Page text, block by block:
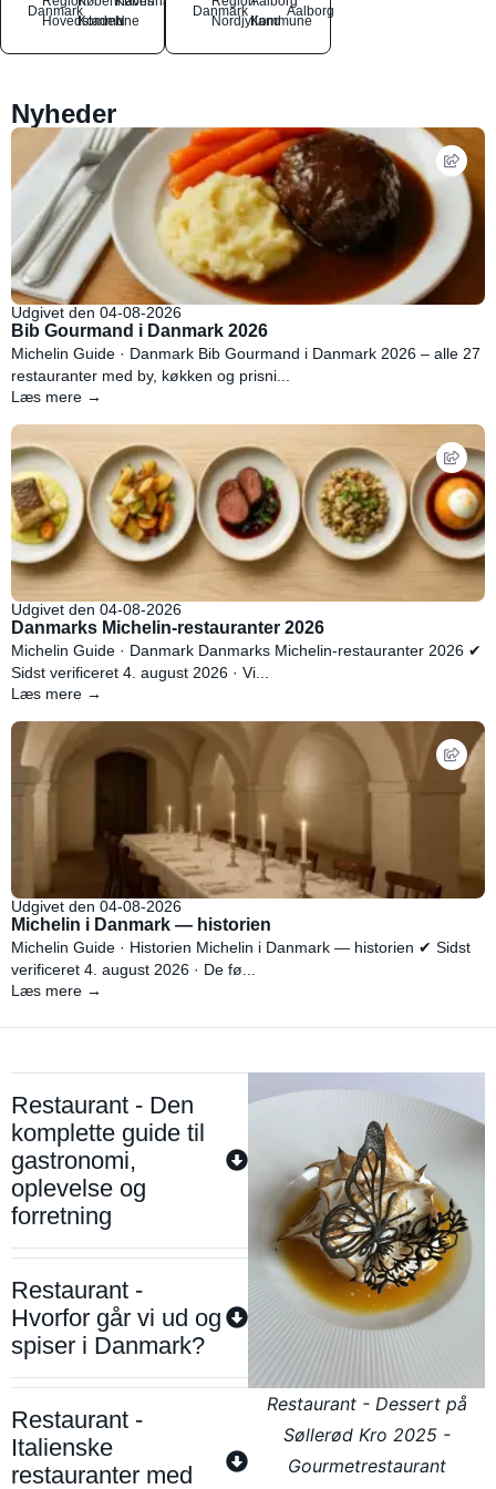
Danmark
Hovedstaden
Kommune
N
Danmark
NordjyllandKommune
Aalborg
Nyheder
Udgivet den 04-08-2026
Bib Gourmand i Danmark 2026
Michelin Guide · Danmark Bib Gourmand i Danmark 2026 – alle 27
restauranter med by, køkken og prisni...
Læs mere →
Udgivet den 04-08-2026
Danmarks Michelin-restauranter 2026
Michelin Guide · Danmark Danmarks Michelin-restauranter 2026 ✔
Sidst verificeret 4. august 2026 · Vi...
Læs mere →
Udgivet den 04-08-2026
Michelin i Danmark — historien
Michelin Guide · Historien Michelin i Danmark — historien ✔ Sidst
verificeret 4. august 2026 · De fø...
Læs mere →
Restaurant - Den
komplette guide til
gastronomi,
oplevelse og
forretning
Restaurant -
Hvorfor går vi ud og
spiser i Danmark?
Restaurant -
Italienske
restauranter med
Restaurant - Dessert på
Søllerød Kro 2025 -
Gourmetrestaurant